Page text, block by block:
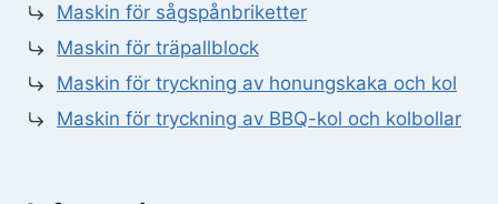
Maskin för sågspånbriketter
Maskin för träpallblock
Maskin för tryckning av honungskaka och kol
Maskin för tryckning av BBQ-kol och kolbollar